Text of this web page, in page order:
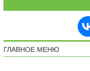
ГЛАВНОЕ МЕНЮ